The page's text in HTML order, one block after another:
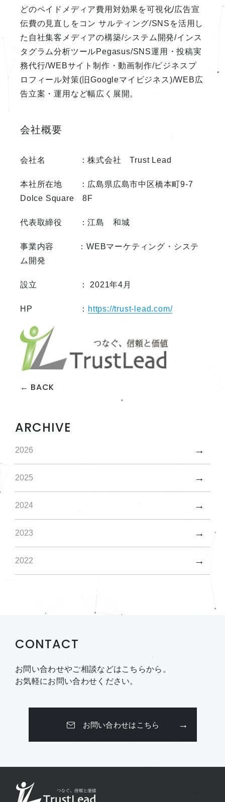
どのペイドメディア費用対効果を可視化/広告宣
伝費の見直しをコン サルティング/SNSを活用し
た自社集客メディアの構築/システム開発/インス
タグラム分析ツールPegasus/SNS運用・投稿実
務代行/WEBサイト制作・動画制作/ビジネスプ
ロフィール対策(旧Googleマイビジネス)/WEB広
告立案・運用など幅広く展開。
会社概要
会社名 ：株式会社 Trust Lead
本社所在地 ：広島県広島市中区橋本町9-7
Dolce Square 8F
代表取締役 ：江島 和城
事業内容 ：WEBマーケティング・システ
ム開発
設立 ： 2021年4月
HP ： https://trust-lead.com/
← BACK
ARCHIVE
2026
2025
2024
2023
2022
CONTACT
お問い合わせやご相談などはこちらから。
お気軽にお問い合わせください。
お問い合わせはこちら